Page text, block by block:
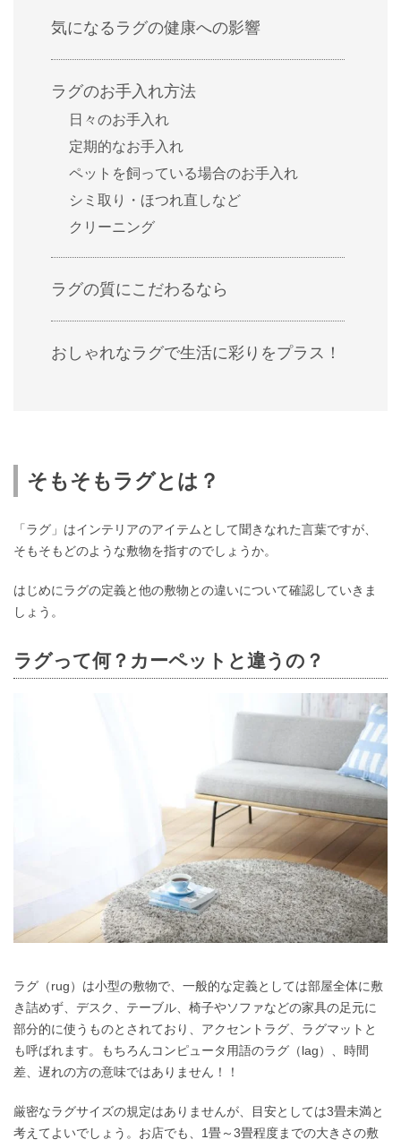
気になるラグの健康への影響
ラグのお手入れ方法
日々のお手入れ
定期的なお手入れ
ペットを飼っている場合のお手入れ
シミ取り・ほつれ直しなど
クリーニング
ラグの質にこだわるなら
おしゃれなラグで生活に彩りをプラス！
そもそもラグとは？
「ラグ」はインテリアのアイテムとして聞きなれた言葉ですが、
そもそもどのような敷物を指すのでしょうか。
はじめにラグの定義と他の敷物との違いについて確認していきま
しょう。
ラグって何？カーペットと違うの？
ラグ（rug）は小型の敷物で、一般的な定義としては部屋全体に敷
き詰めず、デスク、テーブル、椅子やソファなどの家具の足元に
部分的に使うものとされており、アクセントラグ、ラグマットと
も呼ばれます。もちろんコンピュータ用語のラグ（lag）、時間
差、遅れの方の意味ではありません！！
厳密なラグサイズの規定はありませんが、目安としては3畳未満と
考えてよいでしょう。お店でも、1畳～3畳程度までの大きさの敷